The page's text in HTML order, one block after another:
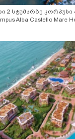
2 სტუმარზე
Alba Castello Mare